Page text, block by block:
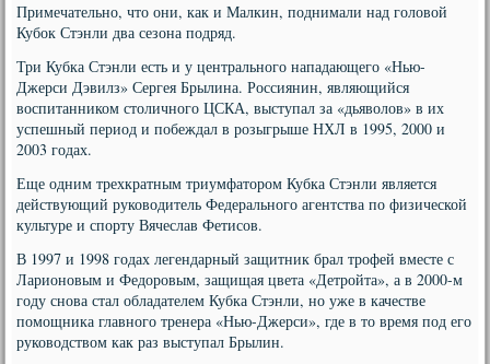
Примечательно, что они, как и Малкин, поднимали над головой
Кубок Стэнли два сезона подряд.
Три Кубка Стэнли есть и у центрального нападающего «Нью-
Джерси Дэвилз» Сергея Брылина. Россиянин, являющийся
воспитанником столичного ЦСКА, выступал за «дьяволов» в их
успешный период и побеждал в розыгрыше НХЛ в 1995, 2000 и
2003 годах.
Еще одним трехкратным триумфатором Кубка Стэнли является
действующий руководитель Федерального агентства по физической
культуре и спорту Вячеслав Фетисов.
В 1997 и 1998 годах легендарный защитник брал трофей вместе с
Ларионовым и Федоровым, защищая цвета «Детройта», а в 2000-м
году снова стал обладателем Кубка Стэнли, но уже в качестве
помощника главного тренера «Нью-Джерси», где в то время под его
руководством как раз выступал Брылин.